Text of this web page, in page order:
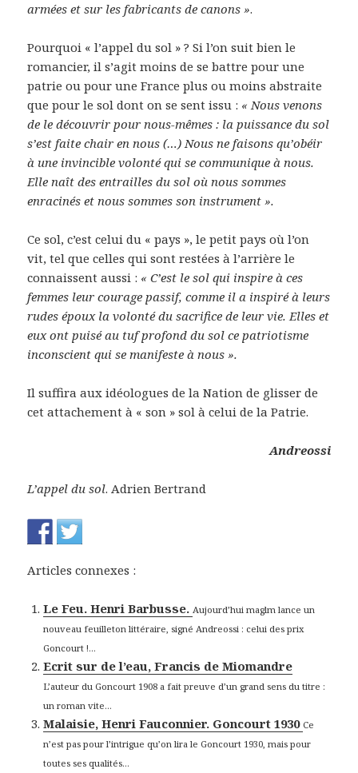
armées et sur les fabricants de canons ».
Pourquoi « l’appel du sol » ? Si l’on suit bien le
romancier, il s’agit moins de se battre pour une
patrie ou pour une France plus ou moins abstraite
que pour le sol dont on se sent issu : « Nous venons
de le découvrir pour nous-mêmes : la puissance du sol
s’est faite chair en nous (…) Nous ne faisons qu’obéir
à une invincible volonté qui se communique à nous.
Elle naît des entrailles du sol où nous sommes
enracinés et nous sommes son instrument ».
Ce sol, c’est celui du « pays », le petit pays où l’on
vit, tel que celles qui sont restées à l’arrière le
connaissent aussi : « C’est le sol qui inspire à ces
femmes leur courage passif, comme il a inspiré à leurs
rudes époux la volonté du sacrifice de leur vie. Elles et
eux ont puisé au tuf profond du sol ce patriotisme
inconscient qui se manifeste à nous ».
Il suffira aux idéologues de la Nation de glisser de
cet attachement à « son » sol à celui de la Patrie.
Andreossi
L’appel du sol. Adrien Bertrand
Articles connexes :
Le Feu. Henri Barbusse.Aujourd’hui maglm lance un
nouveau feuilleton littéraire, signé Andreossi : celui des prix
Goncourt !...
Ecrit sur de l’eau, Francis de Miomandre
L’auteur du Goncourt 1908 a fait preuve d’un grand sens du titre :
un roman vite...
Malaisie, Henri Fauconnier. Goncourt 1930 Ce
n’est pas pour l’intrigue qu’on lira le Goncourt 1930, mais pour
toutes ses qualités...